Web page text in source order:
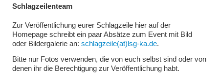
Schlagzeilenteam
Zur Veröffentlichung eurer Schlagzeile hier auf der
Homepage schreibt ein paar Absätze zum Event mit Bild
oder Bildergalerie an: schlagzeile(at)lsg-ka.de.
Bitte nur Fotos verwenden, die von euch selbst sind oder von
denen ihr die Berechtigung zur Veröffentlichung habt.